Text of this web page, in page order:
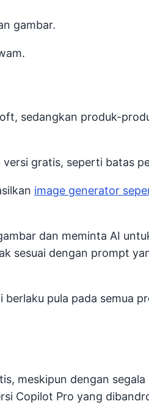
gambar.
sedangkan produk-
gratis, seperti batas
image generator
dan meminta AI
sesuai dengan prompt
berlaku pula pada semua
meskipun dengan segala
Copilot Pro yang